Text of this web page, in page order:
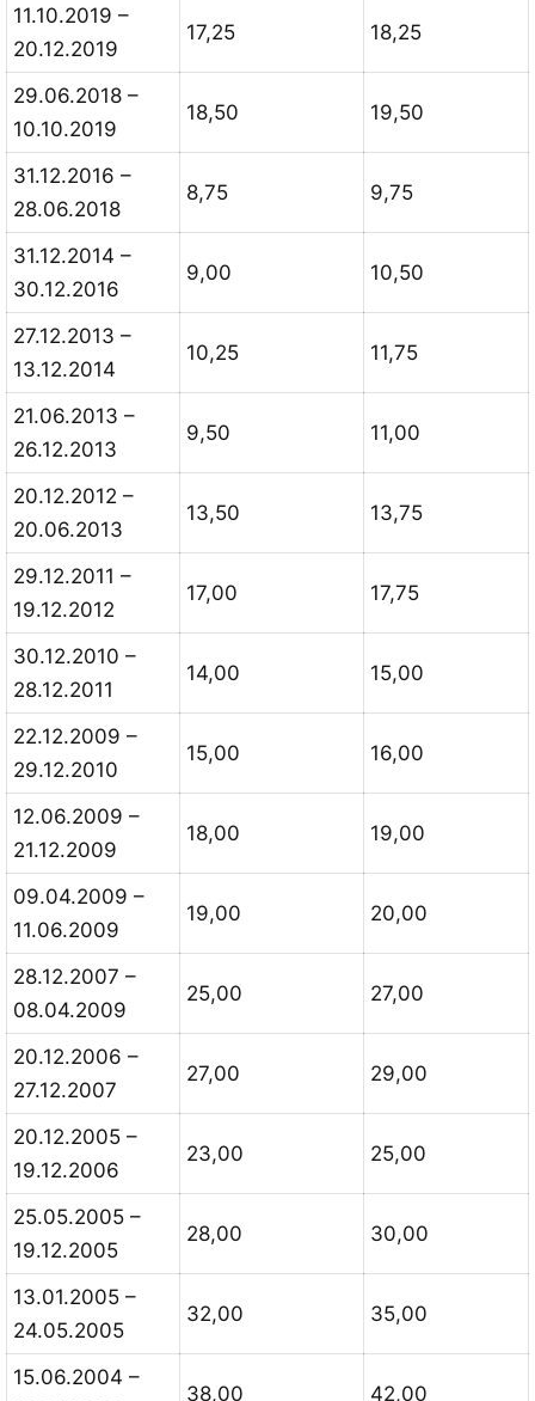
11.10.2019 –
20.12.2019
17,25 18,25
29.06.2018 –
10.10.2019
18,50 19,50
31.12.2016 –
28.06.2018
8,75 9,75
31.12.2014 –
30.12.2016
9,00 10,50
27.12.2013 –
13.12.2014
10,25 11,75
21.06.2013 –
26.12.2013
9,50 11,00
20.12.2012 –
20.06.2013
13,50 13,75
29.12.2011 –
19.12.2012
17,00 17,75
30.12.2010 –
28.12.2011
14,00 15,00
22.12.2009 –
29.12.2010
15,00 16,00
12.06.2009 –
21.12.2009
18,00 19,00
09.04.2009 –
11.06.2009
19,00 20,00
28.12.2007 –
08.04.2009
25,00 27,00
20.12.2006 –
27.12.2007
27,00 29,00
20.12.2005 –
19.12.2006
23,00 25,00
25.05.2005 –
19.12.2005
28,00 30,00
13.01.2005 –
24.05.2005
32,00 35,00
15.06.2004 –
38,00 42,00